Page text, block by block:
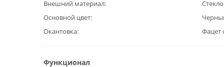
Внешний материал
Основной цвет
Окантовка
Фацет
Функционал